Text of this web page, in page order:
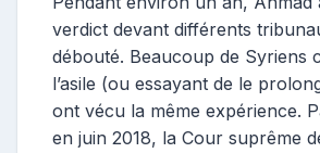
verdict devant différents
débouté. Beaucoup de Syriens
l’asile (ou essayant de le
ont vécu la même expérience.
en juin 2018, la Cour suprême